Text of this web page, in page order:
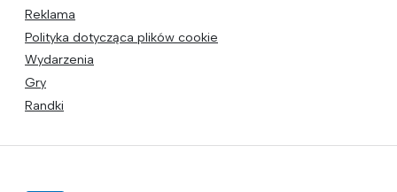
Reklama
Polityka dotycząca plików cookie
Wydarzenia
Gry
Randki